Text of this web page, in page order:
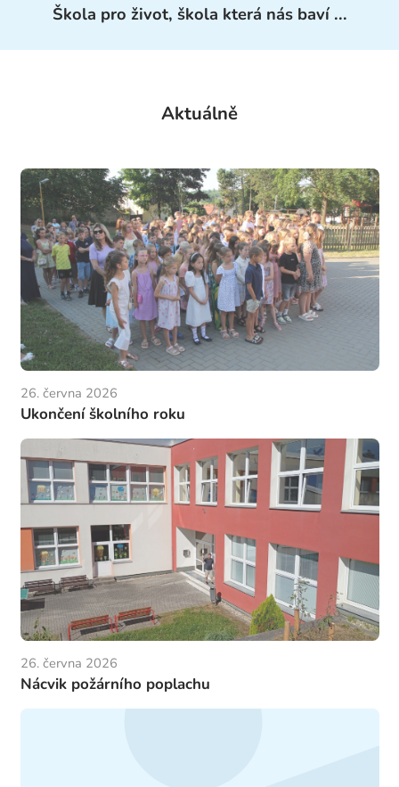
Škola pro život, škola která nás baví ...
Aktuálně
26. června 2026
Ukončení školního roku
26. června 2026
Nácvik požárního poplachu